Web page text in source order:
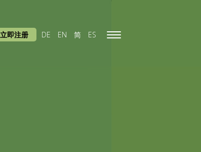
Toggle
立即注册 DE EN 简 ES